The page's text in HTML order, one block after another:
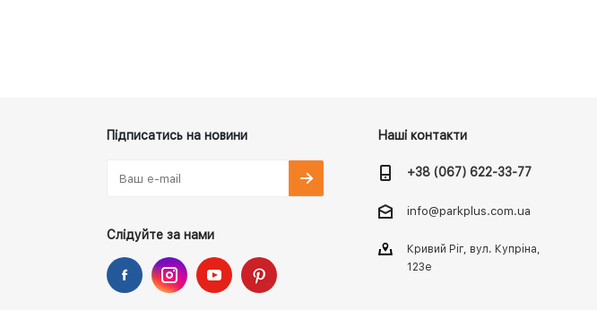
Підписатись на новини
Слідуйте за нами
Наші контакти
+38 (067) 622-33-77
info@parkplus.com.ua
Кривий Ріг, вул. Купріна,
123е